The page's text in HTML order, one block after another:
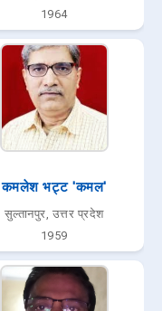
1964
कमलेश भट्ट 'कमल'
सुल्तानपुर, उत्तर प्रदेश
1959